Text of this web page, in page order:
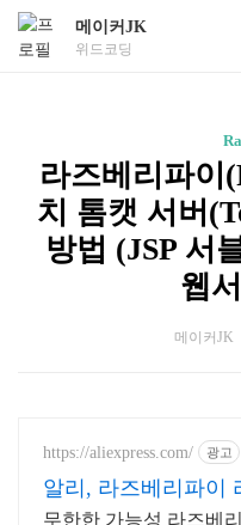
메이커JK
위드코딩
라즈베리파이
치 톰캣 서버
방법 (JSP 서
웹
메이커JK
https://aliexpress.com/ 광고
알리, 라즈베리파이
이 알리익스프레스
무한한 가능성 라즈베